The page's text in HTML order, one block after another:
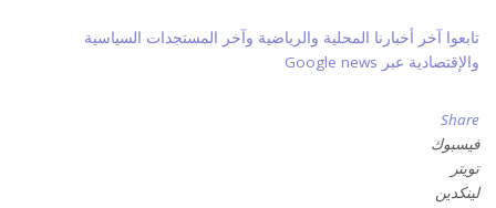
تابعوا آخر أخبارنا المحلية والرياضية وآخر المستجدات السياسية
والإقتصادية عبر Google news
Share
فيسبوك
تويتر
لينكدين